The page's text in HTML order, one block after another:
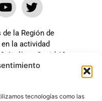
tecnologías como las
la Región de
la actividad
La línea Covid-19
europea.